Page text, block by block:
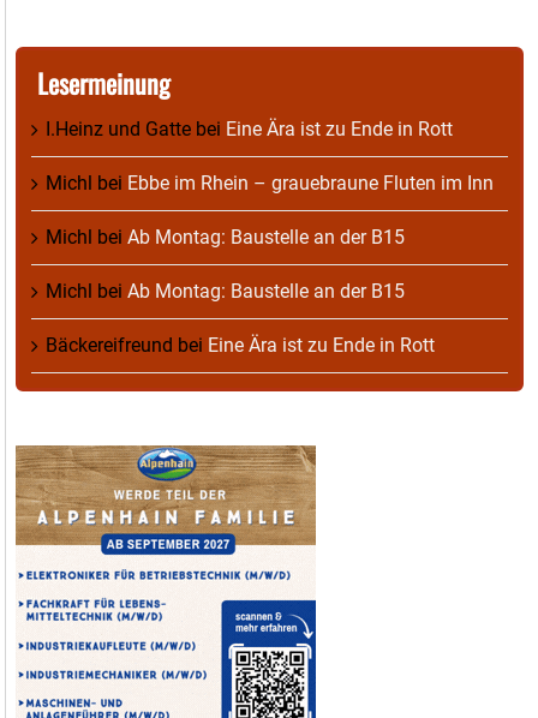
Lesermeinung
I.Heinz und Gatte bei Eine Ära ist zu Ende in Rott
Michl bei Ebbe im Rhein – grauebraune Fluten im Inn
Michl bei Ab Montag: Baustelle an der B15
Michl bei Ab Montag: Baustelle an der B15
Bäckereifreund bei Eine Ära ist zu Ende in Rott